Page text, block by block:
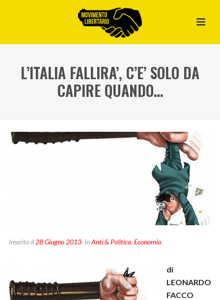
L’ITALIA FALLIRA’, C’E’ SOLO DA
CAPIRE QUANDO…
Inserito il 28 Giugno 2013 InAnti & Politica, Economia
di
LEONARDO
FACCO